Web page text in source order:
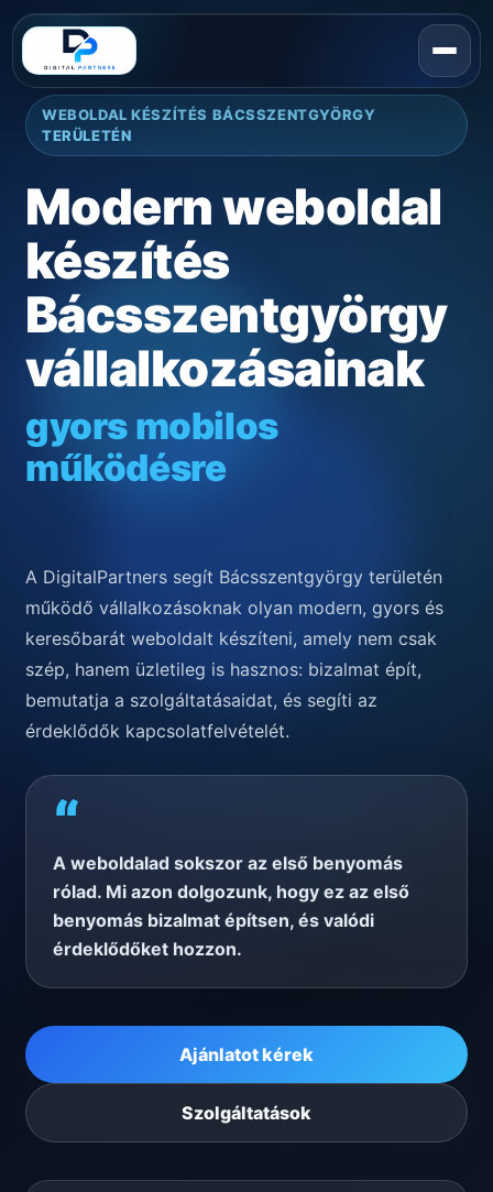
WEBOLDAL KÉSZÍTÉS BÁCSSZENTGYÖRGY
TERÜLETÉN
Modern weboldal
készítés
Bácsszentgyörgy
vállalkozásainak
gyors mobilos
működésre
A DigitalPartners segít Bácsszentgyörgy területén
működő vállalkozásoknak olyan modern, gyors és
keresőbarát weboldalt készíteni, amely nem csak
szép, hanem üzletileg is hasznos: bizalmat épít,
bemutatja a szolgáltatásaidat, és segíti az
érdeklődők kapcsolatfelvételét.
“
A weboldalad sokszor az első benyomás
rólad. Mi azon dolgozunk, hogy ez az első
benyomás bizalmat építsen, és valódi
érdeklődőket hozzon.
Ajánlatot kérek
Szolgáltatások